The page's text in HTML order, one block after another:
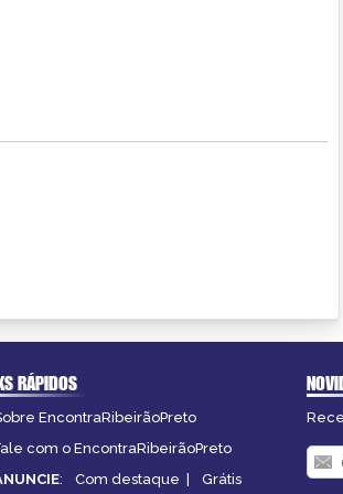
RÁPIDOS
EncontraRibeirãoPreto
com o EncontraRibeirãoPreto
: Com destaque | Grátis